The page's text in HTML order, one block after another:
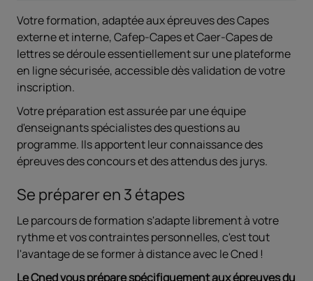
Votre formation, adaptée aux épreuves des Capes
externe et interne, Cafep-Capes et Caer-Capes de
lettres se déroule essentiellement sur une plateforme
en ligne sécurisée, accessible dès validation de votre
inscription.
Votre préparation est assurée par une équipe
d'enseignants spécialistes des questions au
programme. Ils apportent leur connaissance des
épreuves des concours et des attendus des jurys.
Se préparer en 3 étapes
Le parcours de formation s'adapte librement à votre
rythme et vos contraintes personnelles, c'est tout
l'avantage de se former à distance avec le Cned !
Le Cned vous prépare spécifiquement aux épreuves du